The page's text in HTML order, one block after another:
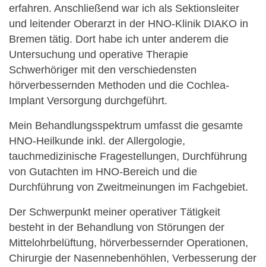
erfahren. Anschließend war ich als Sektionsleiter
und leitender Oberarzt in der HNO-Klinik DIAKO in
Bremen tätig. Dort habe ich unter anderem die
Untersuchung und operative Therapie
Schwerhöriger mit den verschiedensten
hörverbessernden Methoden und die Cochlea-
Implant Versorgung durchgeführt.
Mein Behandlungsspektrum umfasst die gesamte
HNO-Heilkunde inkl. der Allergologie,
tauchmedizinische Fragestellungen, Durchführung
von Gutachten im HNO-Bereich und die
Durchführung von Zweitmeinungen im Fachgebiet.
Der Schwerpunkt meiner operativer Tätigkeit
besteht in der Behandlung von Störungen der
Mittelohrbelüftung, hörverbessernder Operationen,
Chirurgie der Nasennebenhöhlen, Verbesserung der